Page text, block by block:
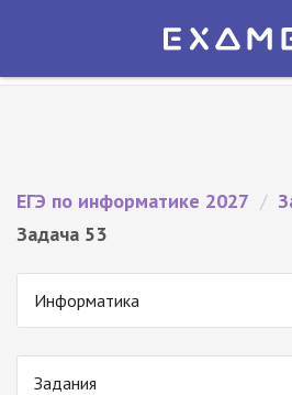
Экзамер — ЕГЭ 2027
ЕГЭ по информатике 2027 /
Задача 53
Информатика
Задания